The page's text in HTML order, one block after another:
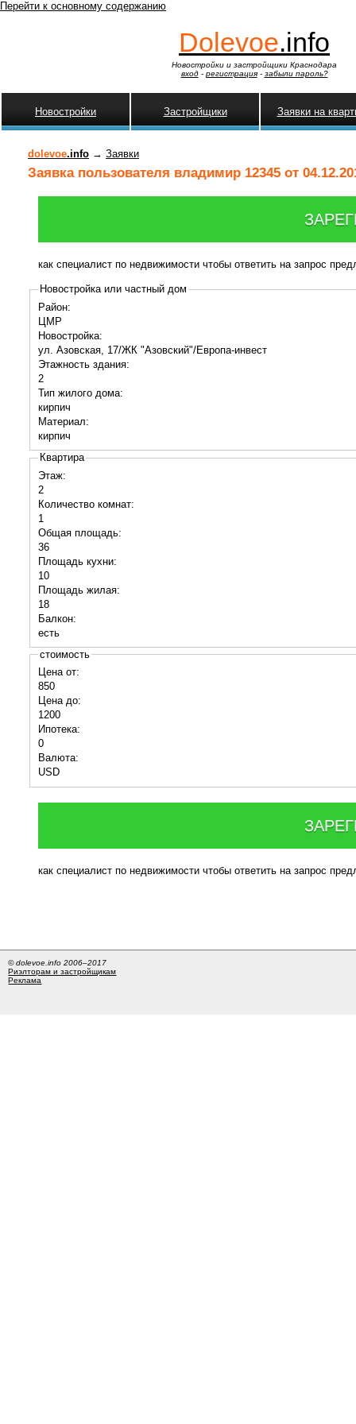
Перейти к основному содержанию
Dolevoe.info
Новостройки и застройщики Краснодара
вход- регистрация- забыли пароль?
Новостройки Застройщики Заявки на
dolevoe.info → Заявки
Заявка пользователя владимир 12345 от
как специалист по недвижимости чтобы ответить на запрос
Новостройка или частный дом
Район:
ЦМР
Новостройка:
ул. Азовская, 17/ЖК "Азовский"/Европа-инвест
Этажность здания:
2
Тип жилого дома:
кирпич
Материал:
кирпич
Квартира
Этаж:
2
Количество комнат:
1
Общая площадь:
36
Площадь кухни:
10
Площадь жилая:
18
Балкон:
есть
стоимость
Цена от:
850
Цена до:
1200
Ипотека:
0
Валюта:
USD
как специалист по недвижимости чтобы ответить на запрос
© dolevoe.info 2006–2017
Риэлторам и застройщикам
Реклама